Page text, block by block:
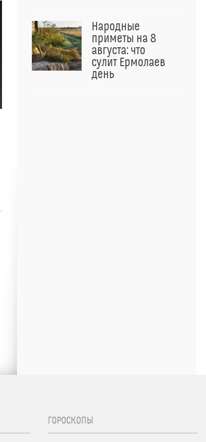
Народные
приметы на 8
августа: что
сулит Ермолаев
день
ГОРОСКОПЫ